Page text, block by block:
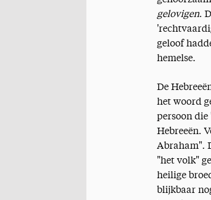
gelovigen.
geloof
hemelse.
De
het woord
persoon die
Hebreeën.
Abraham".
"het volk"
heilige
blijkbaar